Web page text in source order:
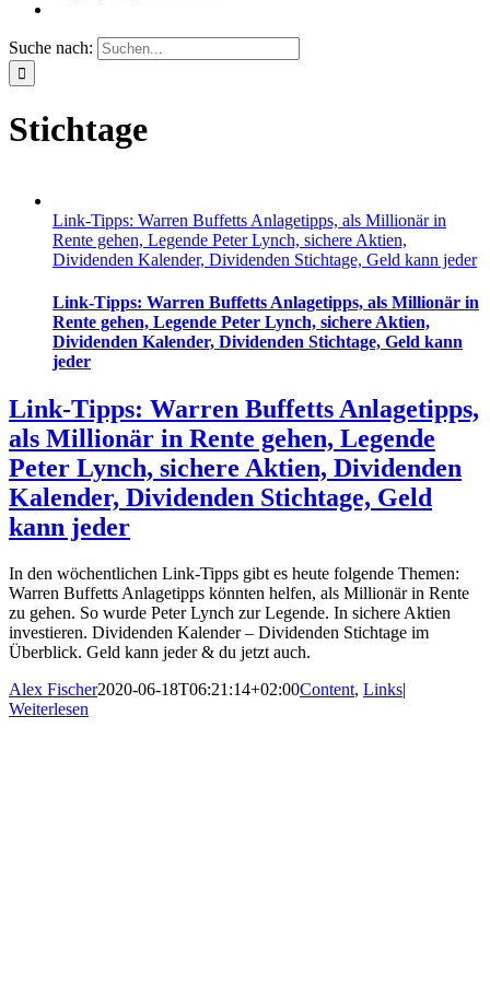
Suche nach:
Stichtage
Link-Tipps: Warren Buffetts Anlagetipps, als Millionär in
Rente gehen, Legende Peter Lynch, sichere Aktien,
Dividenden Kalender, Dividenden Stichtage, Geld kann jeder
Link-Tipps: Warren Buffetts Anlagetipps, als Millionär in
Rente gehen, Legende Peter Lynch, sichere Aktien,
Dividenden Kalender, Dividenden Stichtage, Geld kann
jeder
Link-Tipps: Warren Buffetts Anlagetipps,
als Millionär in Rente gehen, Legende
Peter Lynch, sichere Aktien, Dividenden
Kalender, Dividenden Stichtage, Geld
kann jeder
In den wöchentlichen Link-Tipps gibt es heute folgende Themen:
Warren Buffetts Anlagetipps könnten helfen, als Millionär in Rente
zu gehen. So wurde Peter Lynch zur Legende. In sichere Aktien
investieren. Dividenden Kalender – Dividenden Stichtage im
Überblick. Geld kann jeder & du jetzt auch.
Alex Fischer2020-06-18T06:21:14+02:00Content, Links|
Weiterlesen